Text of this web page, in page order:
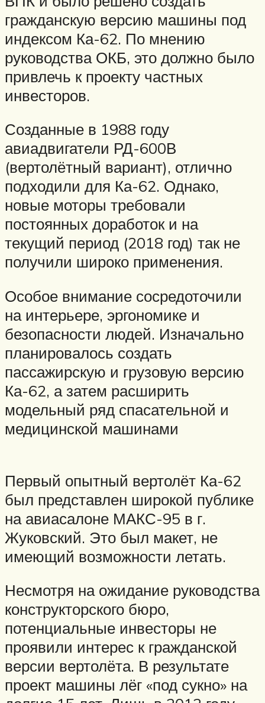
гражданскую версию машины под
индексом Ка-62. По мнению
руководства ОКБ, это должно было
привлечь к проекту частных
инвесторов.
Созданные в 1988 году
авиадвигатели РД-600В
(вертолётный вариант), отлично
подходили для Ка-62. Однако,
новые моторы требовали
постоянных доработок и на
текущий период (2018 год) так не
получили широко применения.
Особое внимание сосредоточили
на интерьере, эргономике и
безопасности людей. Изначально
планировалось создать
пассажирскую и грузовую версию
Ка-62, а затем расширить
модельный ряд спасательной и
медицинской машинами
Первый опытный вертолёт Ка-62
был представлен широкой публике
на авиасалоне МАКС-95 в г.
Жуковский. Это был макет, не
имеющий возможности летать.
Несмотря на ожидание руководства
конструкторского бюро,
потенциальные инвесторы не
проявили интерес к гражданской
версии вертолёта. В результате
проект машины лёг «под сукно» на